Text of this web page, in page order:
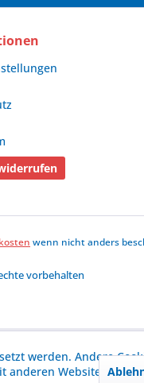
wenn nicht anders
vorbehalten
werden. Andere
anderen Websites und